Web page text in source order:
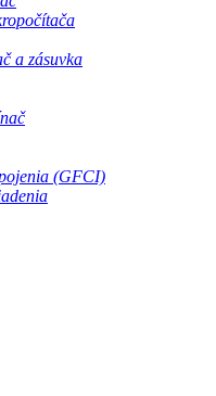
a zásuvka
(GFCI)